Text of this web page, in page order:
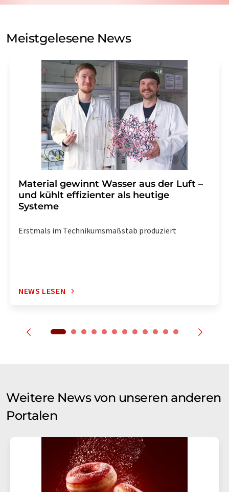
auf Basis unsererDatenschutzerklärung. LUMITOS darf
Meinungsforschung per E-Mail kontaktieren. Ihre
Einwilligung können Sie jederzeit ohne Angabe von
Str. 2, 12489 Berlin oder per E-Mail unter
widerruf@lumitos.commit Wirkung für die Zukunft
widerrufen. Zudem ist in jeder E-Mail ein Link zur
Abbestellung des entsprechenden Newsletters
enthalten.
Meistgelesene News
Material gewinnt Wasser aus der Luft –
und kühlt effizienter als heutige
Systeme
Erstmals im Technikumsmaßstab produziert
NEWS LESEN
Weitere News von unseren anderen
Portalen